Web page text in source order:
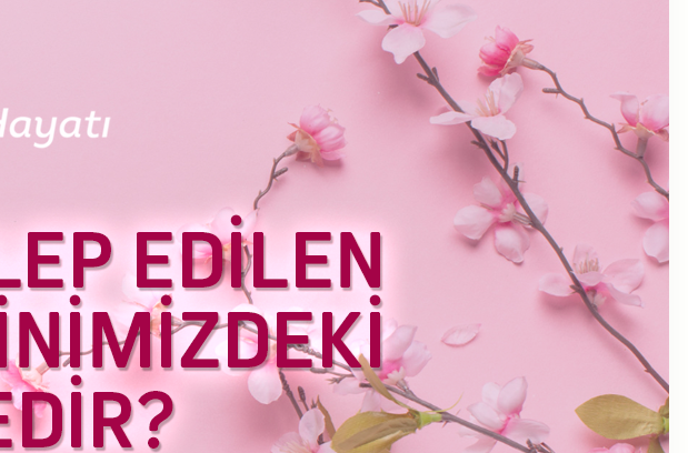
Eylül 2014
Ağustos 2014
Temmuz 2014
Haziran 2014
Mayıs 2014
Nisan 2014
Mart 2014
Haziran 2013
Mayıs 2013
Nisan 2013
Mart 2013
Şubat 2013